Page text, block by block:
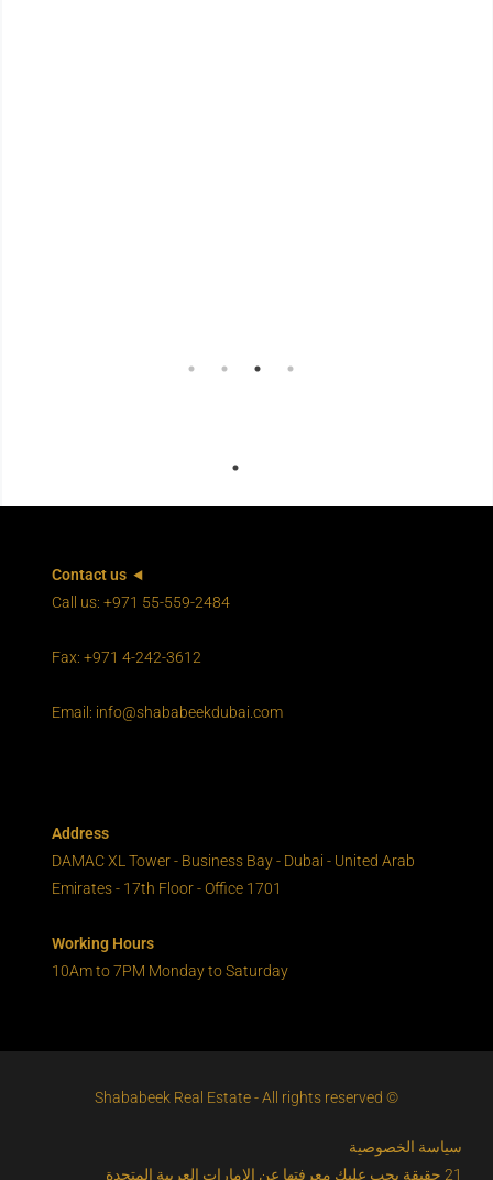
Contact us
Call us: +971 55-559-2484
Fax: +971 4-242-3612
Email: info@shababeekdubai.com
Address
DAMAC XL Tower - Business Bay - Dubai - United Arab
Emirates - 17th Floor - Office 1701
Working Hours
10Am to 7PM Monday to Saturday
© Shababeek Real Estate - All rights reserved
سياسة الخصوصية
21 حقيقة يجب عليك معرفتها عن الإمارات العربية المتحدة